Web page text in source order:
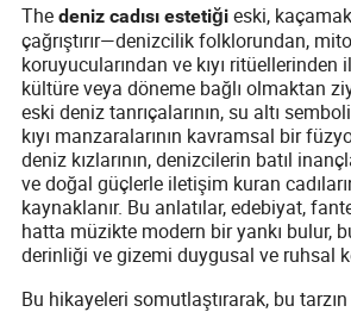
Thedeniz cadısı estetiği eski,
çağrıştırır—denizcilik folklorundan,
koruyucularından ve kıyı ritüellerinden
kültüre veya döneme bağlı olmaktan
eski deniz tanrıçalarının, su altı
kıyı manzaralarının kavramsal bir
deniz kızlarının, denizcilerin batıl
ve doğal güçlerle iletişim kuran
kaynaklanır. Bu anlatılar, edebiyat,
hatta müzikte modern bir yankı bulur,
derinliği ve gizemi duygusal ve ruhsal
Bu hikayeleri somutlaştırarak, bu